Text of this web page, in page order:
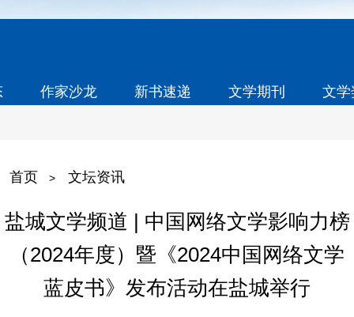
作家沙龙 新书速递 文学期刊 文
首页 > 文坛资讯
盐城文学频道 | 中国网络文学影响力榜
（2024年度）暨《2024中国网络文学
蓝皮书》发布活动在盐城举行